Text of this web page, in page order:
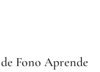
Fono Aprende